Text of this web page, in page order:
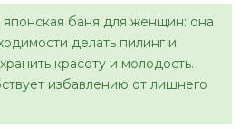
баня для женщин: она
делать пилинг и
красоту и молодость.
избавлению от лишнего